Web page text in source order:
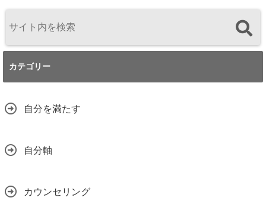
カテゴリー
自分を満たす
自分軸
カウンセリング